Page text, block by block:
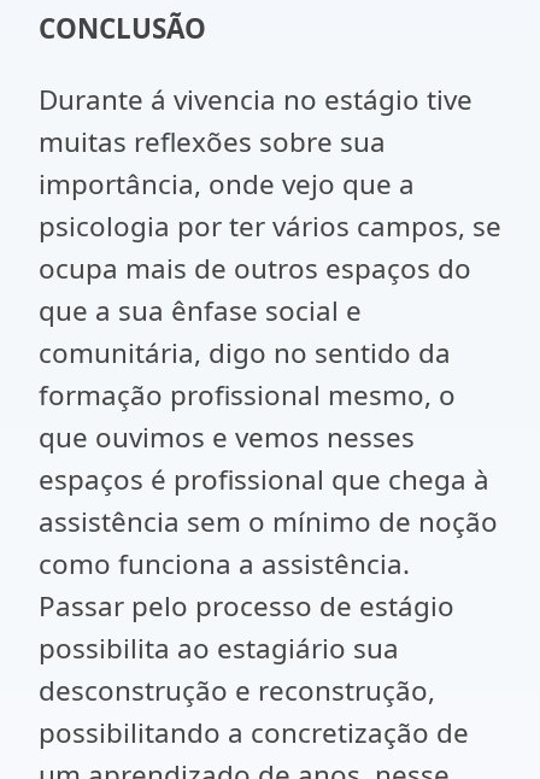
CONCLUSÃO
Durante á vivencia no estágio tive
muitas reflexões sobre sua
importância, onde vejo que a
psicologia por ter vários campos, se
ocupa mais de outros espaços do
que a sua ênfase social e
comunitária, digo no sentido da
formação profissional mesmo, o
que ouvimos e vemos nesses
espaços é profissional que chega à
assistência sem o mínimo de noção
como funciona a assistência.
Passar pelo processo de estágio
possibilita ao estagiário sua
desconstrução e reconstrução,
possibilitando a concretização de